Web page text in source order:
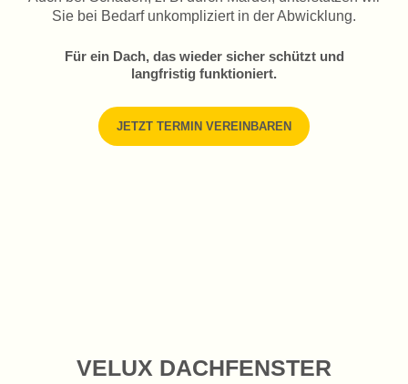
Sie bei Bedarf unkompliziert in der Abwicklung.
Für ein Dach, das wieder sicher schützt und
langfristig funktioniert.
JETZT TERMIN VEREINBAREN
VELUX DACHFENSTER